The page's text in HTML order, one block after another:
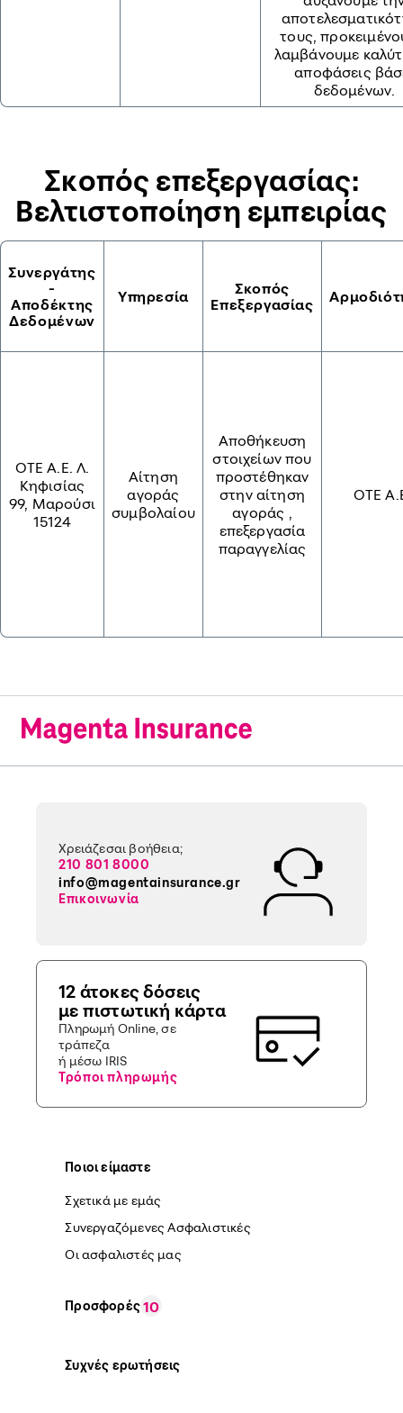
τους,
λαμβάνουμε
αποφάσεις
δεδομένων.
Σκοπός επεξεργασίας:
Bελτιστοποίηση εμπειρίας
Συνεργάτης
-
Αποδέκτης
Δεδομένων
Υπηρεσία
Σκοπός
Επεξεργασίας
OTE A.E. Λ.
Κηφισίας
99, Μαρούσι
15124
Αίτηση
αγοράς
συμβολαίου
Αποθήκευση
στοιχείων που
προστέθηκαν
στην αίτηση
αγοράς ,
επεξεργασία
παραγγελίας
ΟΤΕ
Ποιοι είμαστε
Σχετικά με εμάς
Συνεργαζόμενες Ασφαλιστικές
Οι ασφαλιστές μας
Προσφορές10
Συχνές ερωτήσεις
Χρειάζεσαι βοήθεια;
210 801 8000
info@magentainsurance.gr
Επικοινωνία
12 άτοκες δόσεις
με πιστωτική κάρτα
Πληρωμή Online, σε
τράπεζα
ή μέσω IRIS
Τρόποι πληρωμής